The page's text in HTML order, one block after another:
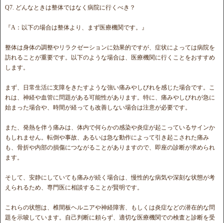
Q7. どんなときは整体ではなく病院に行くべき？
『A：以下の場合は整体より、まず医療機関です。』
整体は身体の調整やリラクゼーションに効果的ですが、症状によっては病院を
訪れることが重要です。以下のような場合は、医療機関に行くことをおすすめ
します。
まず、日常生活に支障をきたすような強い痛みやしびれを感じた場合です。こ
れは、神経や血管に問題がある可能性があります。特に、痛みやしびれが急に
始まった場合や、時間が経っても改善しない場合は注意が必要です。
また、発熱を伴う痛みは、体内で何らかの感染や炎症が起こっているサインか
もしれません。転倒や事故、あるいは急な動作によって引き起こされた痛み
も、骨折や内部の損傷につながることがありますので、即座の診断が求められ
ます。
そして、安静にしていても痛みが続く場合は、慢性的な病気や深刻な状態が考
えられるため、専門医に相談することが賢明です。
これらの状態は、椎間板ヘルニアや神経障害、もしくは炎症などの潜在的な問
題を示唆しています。自己判断に頼らず、適切な医療機関での検査と診断を受